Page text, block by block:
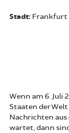
Stadt: Frankfurt
Wenn am 6. Juli
Staaten der
Nachrichten
wartet, dann